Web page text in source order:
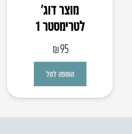
מוצר דוג’
לטרימסטר 1
₪95
הוספה לסל